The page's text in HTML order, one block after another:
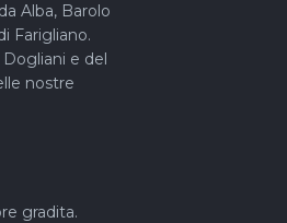
Alba, Barolo
Farigliano.
e del
nostre
gradita.